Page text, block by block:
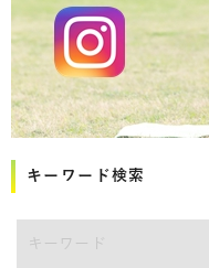
キーワード検索